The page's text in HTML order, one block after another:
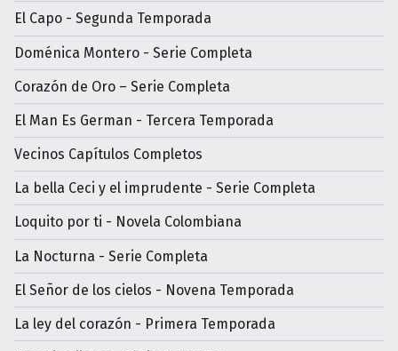
El Capo - Segunda Temporada
Doménica Montero - Serie Completa
Corazón de Oro – Serie Completa
El Man Es German - Tercera Temporada
Vecinos Capítulos Completos
La bella Ceci y el imprudente - Serie Completa
Loquito por ti - Novela Colombiana
La Nocturna - Serie Completa
El Señor de los cielos - Novena Temporada
La ley del corazón - Primera Temporada